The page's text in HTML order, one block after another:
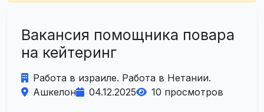
Вакансия помощника повара
на кейтеринг
Работа в израиле. Работа в Нетании.
Ашкелон
04.12.2025 10 просмотров